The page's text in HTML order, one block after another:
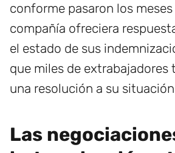
conforme pasaron los
compañía ofreciera
el estado de sus
que miles de extrabajadores
una resolución a su
Las